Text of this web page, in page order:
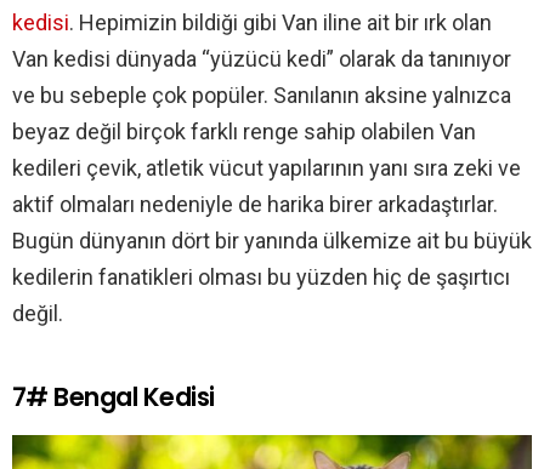
kedisi. Hepimizin bildiği gibi Van iline ait bir ırk olan
Van kedisi dünyada “yüzücü kedi” olarak da tanınıyor
ve bu sebeple çok popüler. Sanılanın aksine yalnızca
beyaz değil birçok farklı renge sahip olabilen Van
kedileri çevik, atletik vücut yapılarının yanı sıra zeki ve
aktif olmaları nedeniyle de harika birer arkadaştırlar.
Bugün dünyanın dört bir yanında ülkemize ait bu büyük
kedilerin fanatikleri olması bu yüzden hiç de şaşırtıcı
değil.
7# Bengal Kedisi